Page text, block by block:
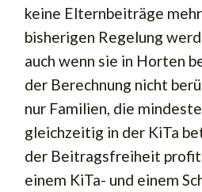
keine Elternbeiträge
bisherigen Regelung
auch wenn sie in Horten
der Berechnung nicht
nur Familien, die
gleichzeitig in der KiTa
der Beitragsfreiheit
einem KiTa- und einem